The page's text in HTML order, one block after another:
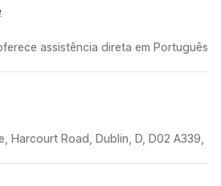
assistência direta em Português
Harcourt Road, Dublin, D, D02 A339,